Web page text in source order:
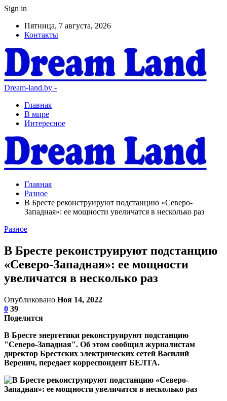
Sign in
Пятница, 7 августа, 2026
Контакты
Dream-land.by -
Главная
В мире
Интересное
Главная
Разное
В Бресте реконструируют подстанцию «Северо-
Западная»: ее мощности увеличатся в несколько раз
Разное
В Бресте реконструируют подстанцию
«Северо-Западная»: ее мощности
увеличатся в несколько раз
Опубликовано Ноя 14, 2022
0 39
Поделится
В Бресте энергетики реконструируют подстанцию
"Северо-Западная". Об этом сообщил журналистам
директор Брестских электрических сетей Василий
Веренич, передает корреспондент БЕЛТА.